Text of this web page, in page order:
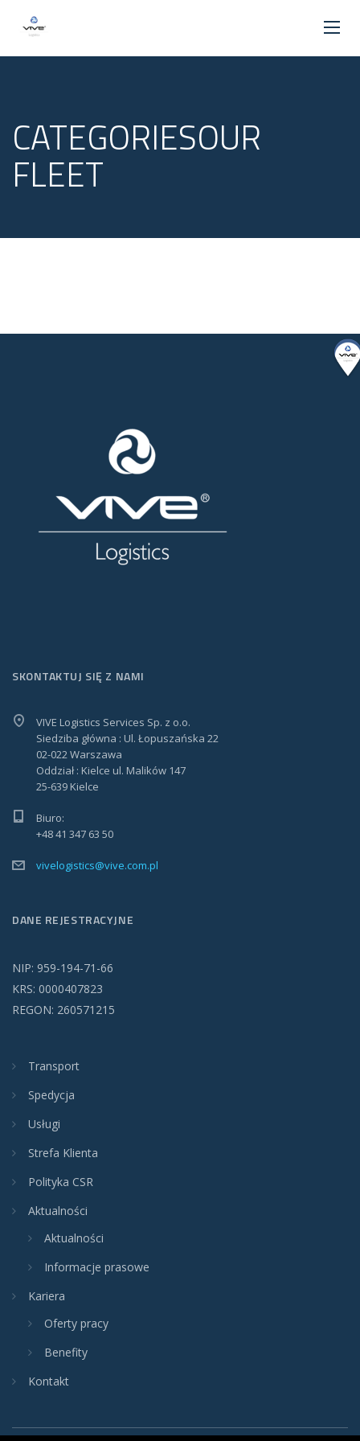
CATEGORIESOUR
FLEET
SKONTAKTUJ SIĘ Z NAMI
VIVE Logistics Services Sp. z o.o.
Siedziba główna : Ul. Łopuszańska 22
02-022 Warszawa
Oddział : Kielce ul. Malików 147
25-639 Kielce
Biuro:
+48 41 347 63 50
vivelogistics@vive.com.pl
DANE REJESTRACYJNE
NIP: 959-194-71-66
KRS: 0000407823
REGON: 260571215
Transport
Spedycja
Usługi
Strefa Klienta
Polityka CSR
Aktualności
Aktualności
Informacje prasowe
Kariera
Oferty pracy
Benefity
Kontakt